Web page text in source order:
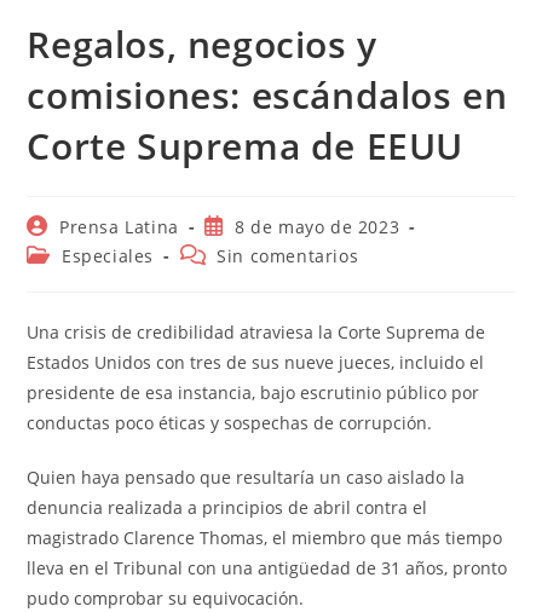
Regalos, negocios y
comisiones: escándalos en
Corte Suprema de EEUU
Autor
de
la
Prensa Latina
Publicación
de
la
8 de mayo de 2023
Categoría
entrada:
Especiales
Comentarios
entrada:
Sin comentarios
Una crisis de credibilidad atraviesa la Corte Suprema de
Estados Unidos con tres de sus nueve jueces, incluido el
presidente de esa instancia, bajo escrutinio público por
conductas poco éticas y sospechas de corrupción.
Quien haya pensado que resultaría un caso aislado la
denuncia realizada a principios de abril contra el
magistrado Clarence Thomas, el miembro que más tiempo
lleva en el Tribunal con una antigüedad de 31 años, pronto
pudo comprobar su equivocación.